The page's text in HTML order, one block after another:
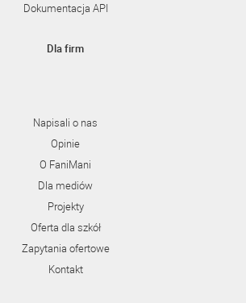
Dokumentacja API
Dla firm
Napisali o nas
Opinie
O FaniMani
Dla mediów
Projekty
Oferta dla szkół
Zapytania ofertowe
Kontakt